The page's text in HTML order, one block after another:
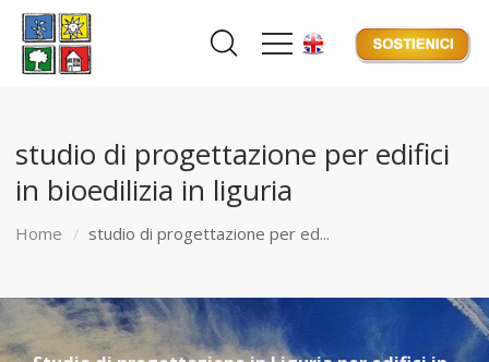
studio di progettazione per edifici
in bioedilizia in liguria
Home studio di progettazione per ed...